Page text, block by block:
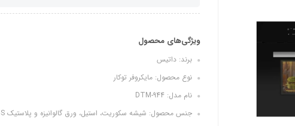
ویژگی‌های محصول
برند: داتیس
نوع محصول: مایکروفر توکار
نام مدل: DTM-944
جنس محصول: شیشه سکوریت، استیل، ورق گالوانیزه و پلاستیک ABS